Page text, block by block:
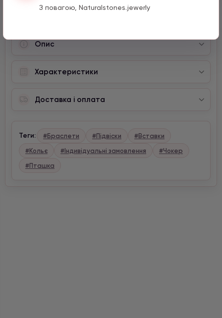
З повагою, Naturalstones.jewerly
Опис
Характеристики
Доставка і оплата
Теги: #Браслети #Підвіски
#Вставки
#Кольє
#Індивідуальні замовлення
#Чокер
#Пташка